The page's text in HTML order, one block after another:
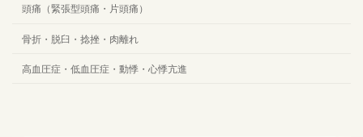
頭痛（緊張型頭痛・片頭痛）
骨折・脱臼・捻挫・肉離れ
高血圧症・低血圧症・動悸・心悸亢進